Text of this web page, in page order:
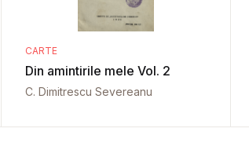
CARTE
Din amintirile mele Vol. 2
C. Dimitrescu Severeanu